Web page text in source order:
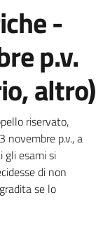
-
p.v.
altro)
riservato,
novembre p.v., a
esami si
di non
se lo